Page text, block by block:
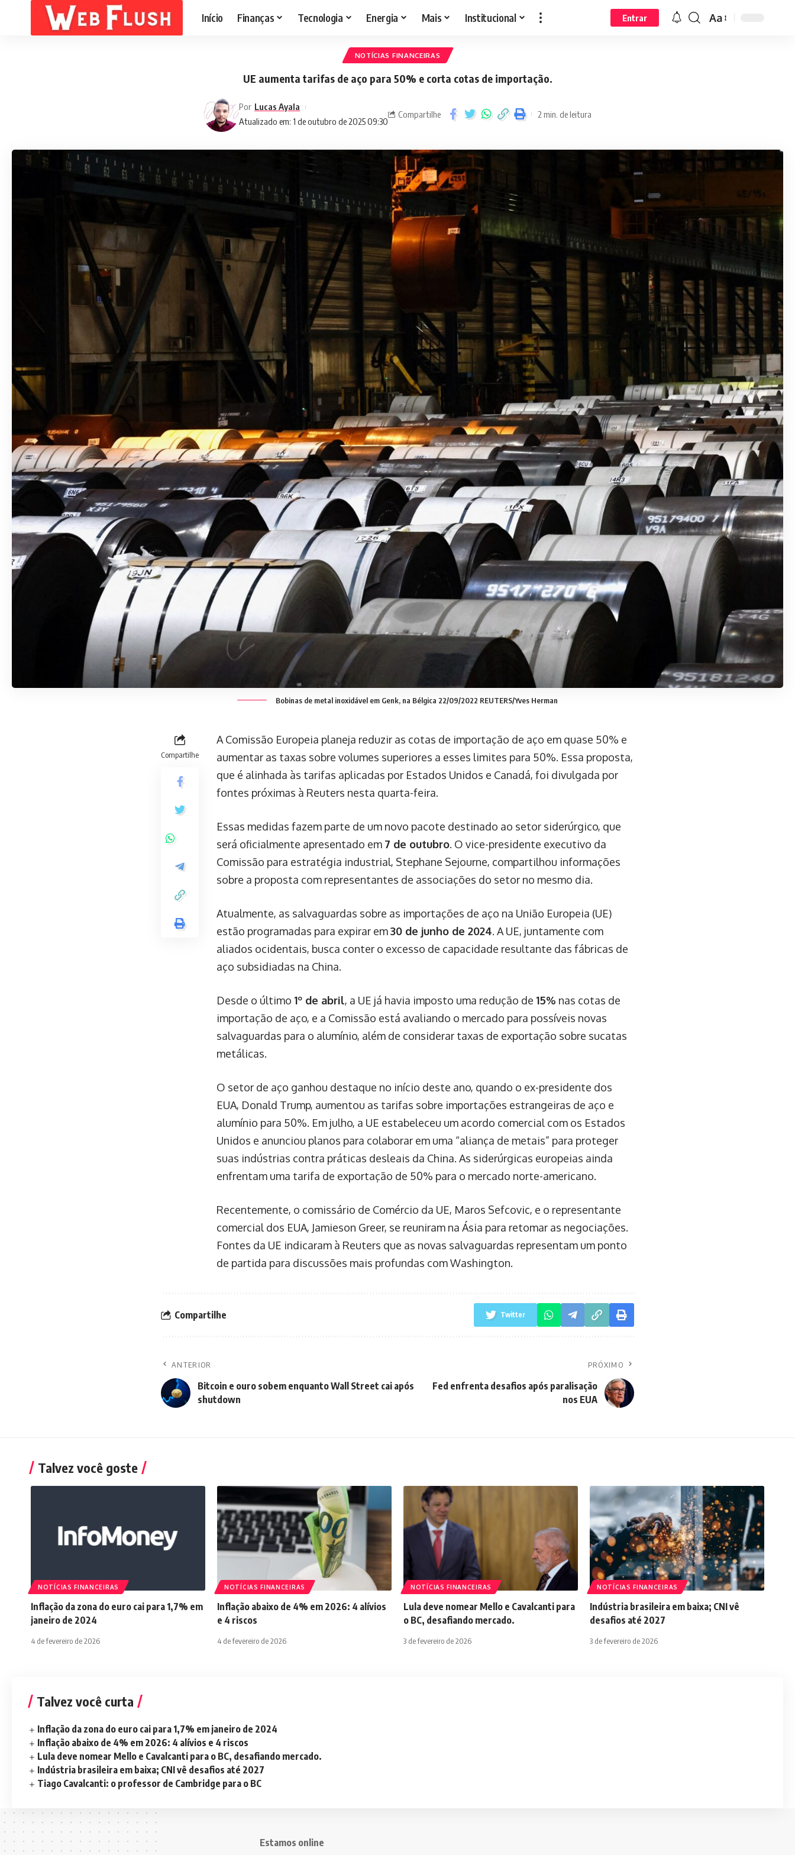
Início Finanças Tecnologia Energia Mais Institucional Entrar Aa
NOTÍCIAS FINANCEIRAS
UE aumenta tarifas de aço para 50% e corta cotas de importação.
Atualizado em: 1 de outubro de 2025 09:30
Por Lucas Ayala
Compartilhe 2 min. de leitura
Bobinas de metal inoxidável em Genk, na Bélgica 22/09/2022 REUTERS/Yves Herman
Compartilhe
A Comissão Europeia planeja reduzir as cotas de importação de aço em quase 50% e
aumentar as taxas sobre volumes superiores a esses limites para 50%. Essa proposta,
que é alinhada às tarifas aplicadas por Estados Unidos e Canadá, foi divulgada por
fontes próximas à Reuters nesta quarta-feira.
Essas medidas fazem parte de um novo pacote destinado ao setor siderúrgico, que
será oficialmente apresentado em 7 de outubro. O vice-presidente executivo da
Comissão para estratégia industrial, Stephane Sejourne, compartilhou informações
sobre a proposta com representantes de associações do setor no mesmo dia.
Atualmente, as salvaguardas sobre as importações de aço na União Europeia (UE)
estão programadas para expirar em30 de junho de 2024. A UE, juntamente com
aliados ocidentais, busca conter o excesso de capacidade resultante das fábricas de
aço subsidiadas na China.
Desde o último 1º de abril, a UE já havia imposto uma redução de 15% nas cotas de
importação de aço, e a Comissão está avaliando o mercado para possíveis novas
salvaguardas para o alumínio, além de considerar taxas de exportação sobre sucatas
metálicas.
O setor de aço ganhou destaque no início deste ano, quando o ex-presidente dos
EUA, Donald Trump, aumentou as tarifas sobre importações estrangeiras de aço e
alumínio para 50%. Em julho, a UE estabeleceu um acordo comercial com os Estados
Unidos e anunciou planos para colaborar em uma “aliança de metais” para proteger
suas indústrias contra práticas desleais da China. As siderúrgicas europeias ainda
enfrentam uma tarifa de exportação de 50% para o mercado norte-americano.
Recentemente, o comissário de Comércio da UE, Maros Sefcovic, e o representante
comercial dos EUA, Jamieson Greer, se reuniram na Ásia para retomar as negociações.
Fontes da UE indicaram à Reuters que as novas salvaguardas representam um ponto
de partida para discussões mais profundas com Washington.
Compartilhe Twitter
ANTERIOR
Bitcoin e ouro sobem enquanto Wall Street cai após
shutdown
PRÓXIMO
Fed enfrenta desafios após paralisação
nos EUA
Talvez você goste
NOTÍCIAS FINANCEIRAS
Inflação da zona do euro cai para 1,7% em
janeiro de 2024
4 de fevereiro de 2026
NOTÍCIAS FINANCEIRAS
Inflação abaixo de 4% em 2026: 4 alívios
e 4 riscos
4 de fevereiro de 2026
NOTÍCIAS FINANCEIRAS
Lula deve nomear Mello e Cavalcanti para
o BC, desafiando mercado.
3 de fevereiro de 2026
NOTÍCIAS FINANCEIRAS
Indústria brasileira em baixa; CNI vê
desafios até 2027
3 de fevereiro de 2026
Talvez você curta
Inflação da zona do euro cai para 1,7% em janeiro de 2024
Inflação abaixo de 4% em 2026: 4 alívios e 4 riscos
Lula deve nomear Mello e Cavalcanti para o BC, desafiando mercado.
Indústria brasileira em baixa; CNI vê desafios até 2027
Tiago Cavalcanti: o professor de Cambridge para o BC
Estamos online